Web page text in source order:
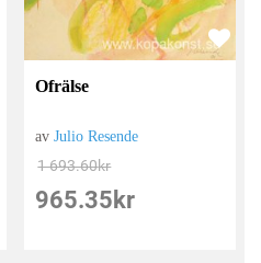
Ofrälse
avJulio Resende
1 693.60kr
965.35 kr